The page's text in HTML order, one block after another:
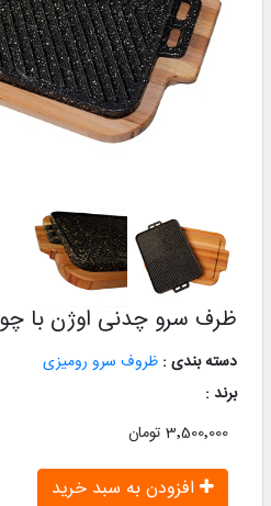
ظرف سرو چدنی اوژن با
دسته بندی : ظروف سرو رومیزی
برند :
3٬500٬000 تومان
افزودن به سبد خرید